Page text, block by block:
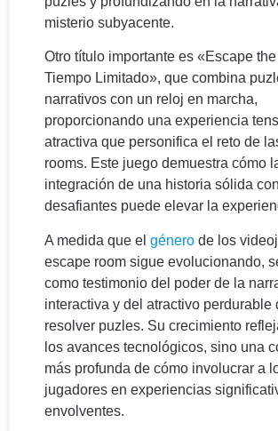
misterio subyacente.
Otro título importante es «Escape
Tiempo Limitado», que combina
narrativos con un reloj en marcha,
proporcionando una experiencia
atractiva que personifica el reto de
rooms. Este juego demuestra cómo
integración de una historia sólida
desafiantes puede elevar la
A medida que el género de los
escape room sigue evolucionando,
como testimonio del poder de la
interactiva y del atractivo perdurable
resolver puzles. Su crecimiento
los avances tecnológicos, sino una
más profunda de cómo involucrar a
jugadores en experiencias
envolventes.